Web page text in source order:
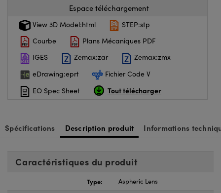
Optiques de SCHOTT
Espace téléchargement
View 3D Model:html
STEP:stp
Courbe
Plans Mécaniques PDF
IGES
Zemax:zar
Zemax:zmx
eDrawing:eprt
Fichier Code V
EO Spec Sheet
Tout télécharger
Spécifications Description produit Informations
Caractéristiques du produit
Type: Aspheric Lens